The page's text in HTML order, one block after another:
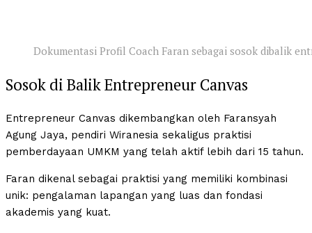
Dokumentasi Profil Coach Faran sebagai sosok dibalik
Sosok di Balik Entrepreneur Canvas
Entrepreneur Canvas dikembangkan oleh Faransyah
Agung Jaya, pendiri Wiranesia sekaligus praktisi
pemberdayaan UMKM yang telah aktif lebih dari 15 tahun.
Faran dikenal sebagai praktisi yang memiliki kombinasi
unik: pengalaman lapangan yang luas dan fondasi
akademis yang kuat.